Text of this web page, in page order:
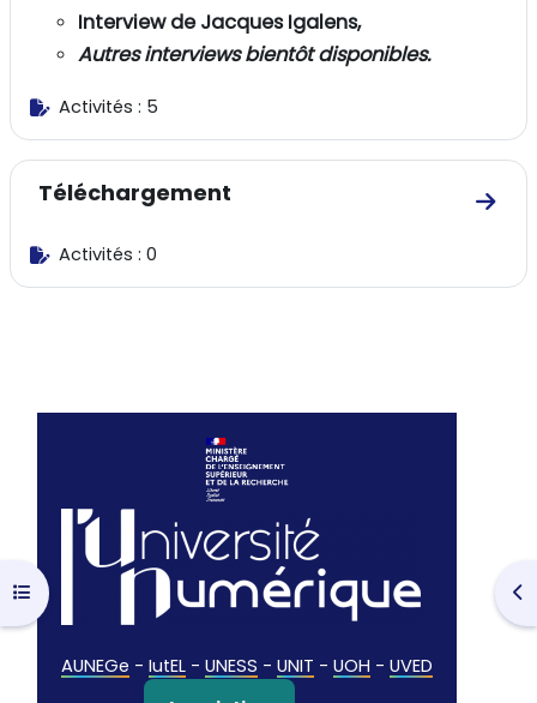
Ouvrir l’index du cours
Interview de Jacques Igalens,
Autres interviews bientôt disponibles.
Activités : 5
Téléchargement
Aller
Activités : 0
AUNEGe - IutEL - UNESS - UNIT - UOH - UVED